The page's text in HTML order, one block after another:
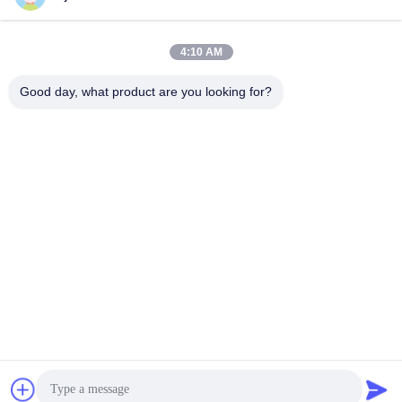
χρωστικών
2024-2026 EZHOU ANJEKA TECHNOLOGY CO.,Ltd . Διατηρούνται όλα τα
4:10 AM
Good day, what product are you looking for?